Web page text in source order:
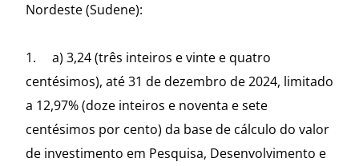
Nordeste (Sudene):
1. a) 3,24 (três inteiros e vinte e quatro
centésimos), até 31 de dezembro de 2024, limitado
a 12,97% (doze inteiros e noventa e sete
centésimos por cento) da base de cálculo do valor
de investimento em Pesquisa, Desenvolvimento e